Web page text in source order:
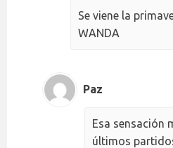
Se viene la
WANDA
Paz
Esa sensación
últimos